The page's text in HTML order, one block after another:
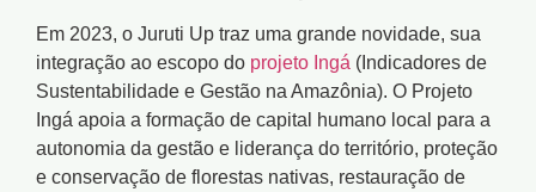
Em 2023, o Juruti Up traz uma grande novidade, sua
integração ao escopo do projeto Ingá (Indicadores de
Sustentabilidade e Gestão na Amazônia). O Projeto
Ingá apoia a formação de capital humano local para a
autonomia da gestão e liderança do território, proteção
e conservação de florestas nativas, restauração de